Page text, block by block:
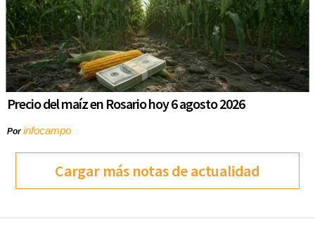
Precio del maíz en Rosario hoy 6 agosto 2026
Porinfocampo
Cargar más notas de actualidad